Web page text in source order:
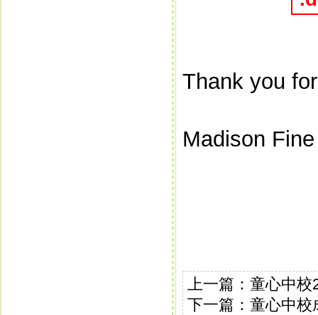
Thank you
Madison
上一篇： 童心中校
下一篇： 童心中校